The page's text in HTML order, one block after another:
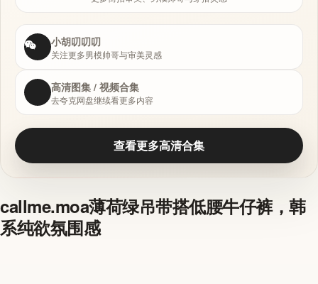
小胡叨叨叨
关注更多男模帅哥与审美灵感
高清图集 / 视频合集
去夸克网盘继续看更多内容
查看更多高清合集
callme.moa薄荷绿吊带搭低腰牛仔裤，韩
系纯欲氛围感